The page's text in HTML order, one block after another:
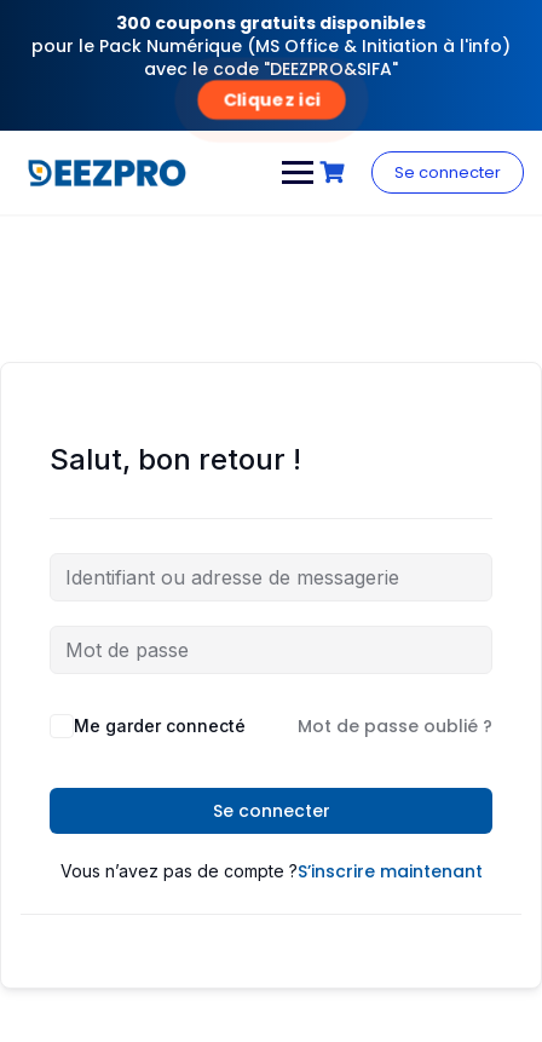
300 coupons gratuits disponibles
pour le Pack Numérique (MS Office & Initiation à l'info)
avec le code "DEEZPRO&SIFA"
Cliquez ici
content
Se connecter
Salut, bon retour !
Me garder connecté Mot de passe oublié ?
Se connecter
Vous n’avez pas de compte ?S’inscrire maintenant